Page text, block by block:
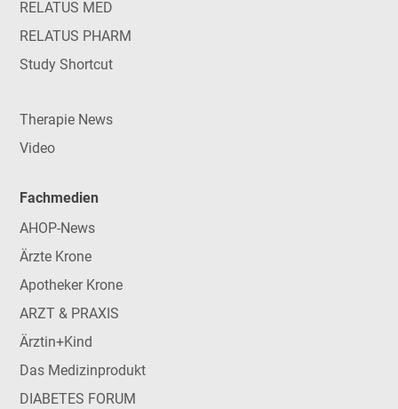
RELATUS MED
RELATUS PHARM
Study Shortcut
Therapie News
Video
Fachmedien
AHOP-News
Ärzte Krone
Apotheker Krone
ARZT & PRAXIS
Ärztin+Kind
Das Medizinprodukt
DIABETES FORUM